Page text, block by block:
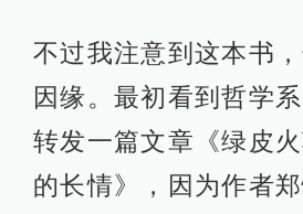
不过我注意到这本书
因缘。最初看到哲学
转发一篇文章《绿皮
的长情》，因为作者